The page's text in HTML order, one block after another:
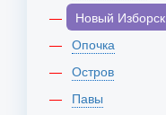
Новый Изборск
Опочка
Остров
Павы